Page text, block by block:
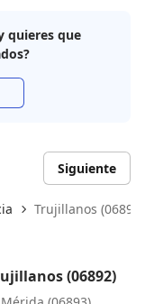
quieres que
Siguiente
Trujillanos (06892)
(06892)